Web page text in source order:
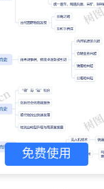
免费使用